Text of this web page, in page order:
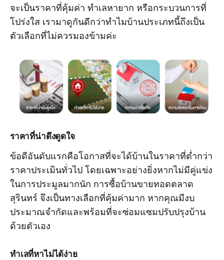
จะเป็นราคาที่คุ้มค่า ทำเลหายาก หรือกระบวนการที่
โปร่งใส เรามาดูกันดีกว่าทำไมบ้านประเภทนี้ถึงเป็น
ตัวเลือกที่ไม่ควรมองข้ามค่ะ
ราคาที่น่าดึงดูดใจ
ข้อดีอันดับแรกคือโอกาสที่จะได้บ้านในราคาที่ต่ำกว่า
ราคาประเมินทั่วไป โดยเฉพาะอย่างยิ่งหากไม่มีคู่แข่ง
ในการประมูลมากนัก การซื้อบ้านขายทอดตลาด
สุรินทร์ จึงเป็นทางเลือกที่คุ้มค่ามาก หากคุณมีงบ
ประมาณจำกัดและพร้อมที่จะซ่อมแซมปรับปรุงบ้าน
ด้วยตัวเอง
ทำเลที่หาไม่ได้ง่าย